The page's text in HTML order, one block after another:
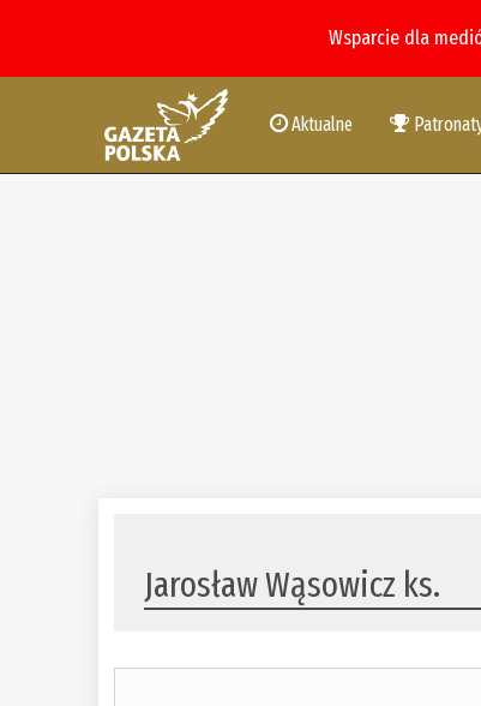
Wsparcie dla
Aktualne
Jarosław Wąsowicz ks.